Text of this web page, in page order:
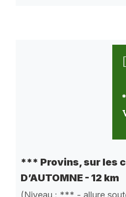
*** Provins, sur les
D’AUTOMNE - 12 km
(Niveau : *** - allure